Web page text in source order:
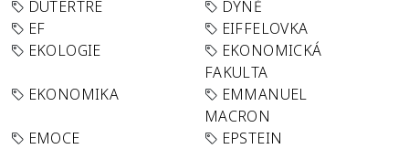
DUTERTRE
DÝNĚ
EF
EIFFELOVKA
EKOLOGIE
EKONOMICKÁ
FAKULTA
EKONOMIKA
EMMANUEL
MACRON
EMOCE
EPSTEIN